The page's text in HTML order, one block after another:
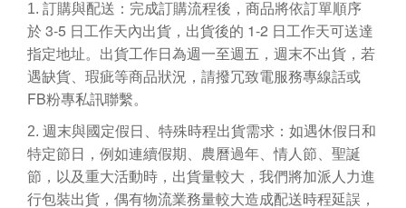
1. 訂購與配送：完成訂購流程後，商品將依訂單順序
於 3-5 日工作天內出貨，出貨後的 1-2 日工作天可送達
指定地址。出貨工作日為週一至週五，週末不出貨，若
遇缺貨、瑕疵等商品狀況，請撥冗致電服務專線話或
FB粉專私訊聯繫。
2. 週末與國定假日、特殊時程出貨需求：如遇休假日和
特定節日，例如連續假期、農曆過年、情人節、聖誕
節，以及重大活動時，出貨量較大，我們將加派人力進
行包裝出貨，偶有物流業務量較大造成配送時程延誤，